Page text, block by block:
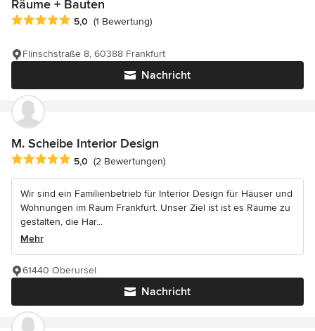
Räume + Bauten
Durchschnittliche Bewertung: 5 von 5 Sternen
5,0 (1 Bewertung)
Nachricht
Flinschstraße 8, 60388 Frankfurt
M. Scheibe Interior Design
Durchschnittliche Bewertung: 5 von 5 Sternen
5,0 (2 Bewertungen)
Wir sind ein Familienbetrieb für Interior Design für Häuser und
Wohnungen im Raum Frankfurt. Unser Ziel ist ist es Räume zu
gestalten, die Har...
Mehr
Nachricht
61440 Oberursel